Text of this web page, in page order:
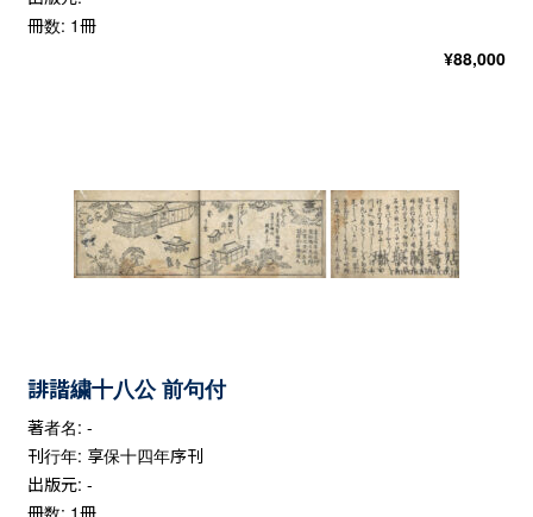
冊数: 1冊
¥88,000
誹諧繍十八公 前句付
著者名: -
刊行年: 享保十四年序刊
出版元: -